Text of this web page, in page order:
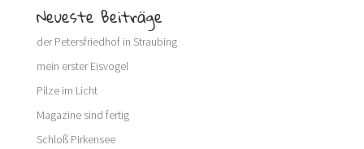
Neueste Beiträge
der Petersfriedhof in Straubing
mein erster Eisvogel
Pilze im Licht
Magazine sind fertig
Schloß Pirkensee